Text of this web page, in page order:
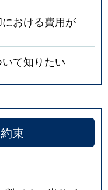
おける費用が
て知りたい
束